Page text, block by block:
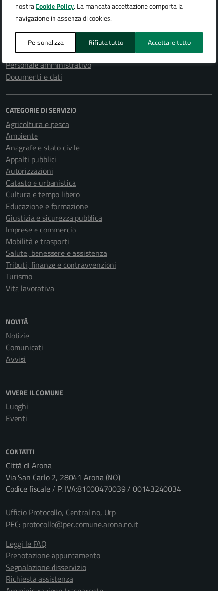
nostraCookie Policy. La mancata accettazione comporta la
navigazione in assenza di cookies.
Personalizza Rifiuta tutto Accettare tutto
Organi di governo
Aree amministrative
Uffici
Enti e fondazioni
Politici
Personale amministrativo
Documenti e dati
CATEGORIE DI SERVIZIO
Agricoltura e pesca
Ambiente
Anagrafe e stato civile
Appalti pubblici
Autorizzazioni
Catasto e urbanistica
Cultura e tempo libero
Educazione e formazione
Giustizia e sicurezza pubblica
Imprese e commercio
Mobilità e trasporti
Salute, benessere e assistenza
Tributi, finanze e contravvenzioni
Turismo
Vita lavorativa
NOVITÀ
Notizie
Comunicati
Avvisi
VIVERE IL COMUNE
Luoghi
Eventi
CONTATTI
Città di Arona
Via San Carlo 2, 28041 Arona (NO)
Codice fiscale / P. IVA:81000470039 / 00143240034
Ufficio Protocollo, Centralino, Urp
PEC: protocollo@pec.comune.arona.no.it
Leggi le FAQ
Prenotazione appuntamento
Segnalazione disservizio
Richiesta assistenza